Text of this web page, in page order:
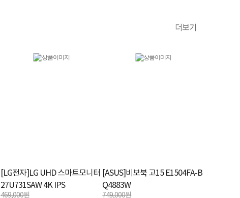
더보기
[LG전자]LG UHD 스마트모니터
27U731SAW 4K IPS
469,000원
[ASUS]비보북 고15 E1504FA-B
Q4883W
749,000원